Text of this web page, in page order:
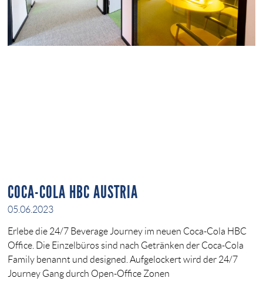
COCA-COLA HBC AUSTRIA
05.06.2023
Erlebe die 24/7 Beverage Journey im neuen Coca-Cola HBC
Office. Die Einzelbüros sind nach Getränken der Coca-Cola
Family benannt und designed. Aufgelockert wird der 24/7
Journey Gang durch Open-Office Zonen